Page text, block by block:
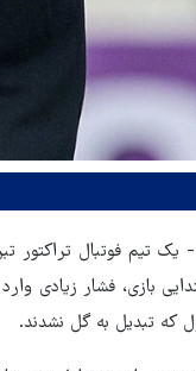
فوتبال تراکتور
بازی، فشار زیادی
که تبدیل به گل نشدند.